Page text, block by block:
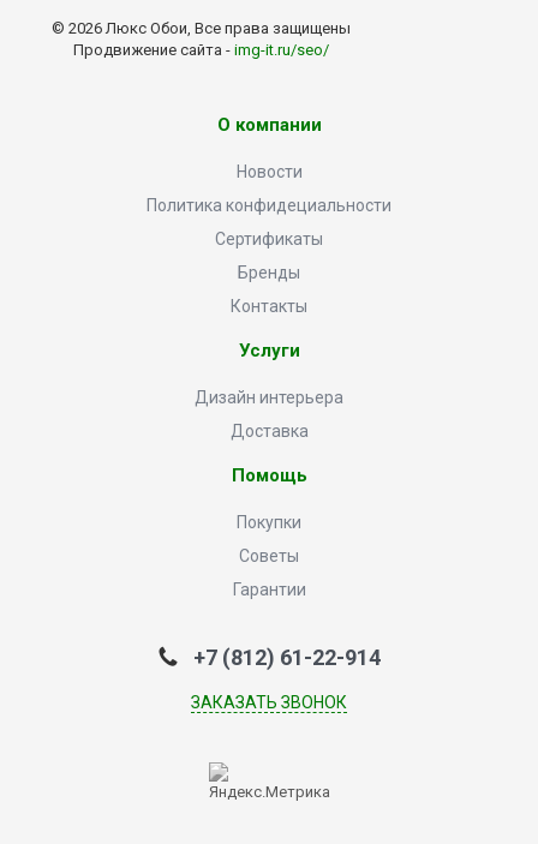
© 2026 Люкс Обои, Все права защищены
Продвижение сайта - img-it.ru/seo/
О компании
Новости
Политика конфидециальности
Сертификаты
Бренды
Контакты
Услуги
Дизайн интерьера
Доставка
Помощь
Покупки
Советы
Гарантии
+7 (812) 61-22-914
ЗАКАЗАТЬ ЗВОНОК